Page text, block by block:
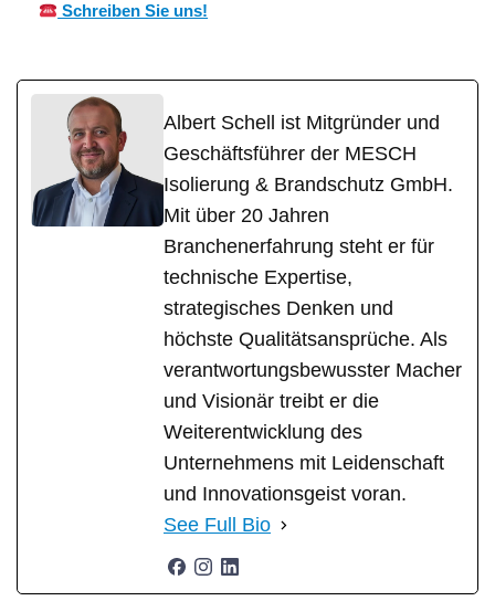
Schreiben Sie uns!
Albert Schell ist Mitgründer und
Geschäftsführer der MESCH
Isolierung & Brandschutz GmbH.
Mit über 20 Jahren
Branchenerfahrung steht er für
technische Expertise,
strategisches Denken und
höchste Qualitätsansprüche. Als
verantwortungsbewusster Macher
und Visionär treibt er die
Weiterentwicklung des
Unternehmens mit Leidenschaft
und Innovationsgeist voran.
See Full Bio